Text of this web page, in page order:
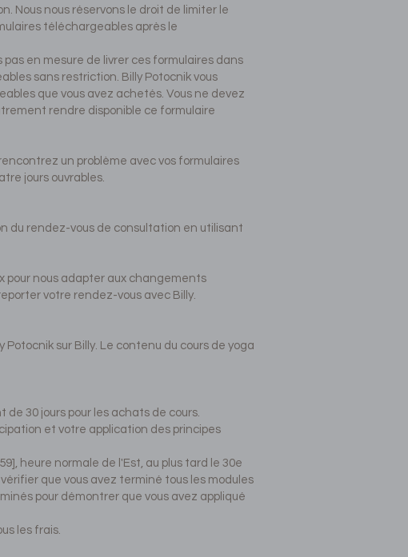
Nous nous réservons le droit de limiter le
téléchargeables après le
en mesure de livrer ces formulaires dans
sans restriction. Billy Potocnik vous
que vous avez achetés. Vous ne devez
rendre disponible ce formulaire
un problème avec vos formulaires
jours ouvrables.
du rendez-vous de consultation en utilisant
pour nous adapter aux changements
votre rendez-vous avec Billy.
sur Billy. Le contenu du cours de yoga
30 jours pour les achats de cours.
et votre application des principes
heure normale de l'Est, au plus tard le 30e
que vous avez terminé tous les modules
pour démontrer que vous avez appliqué
les frais.